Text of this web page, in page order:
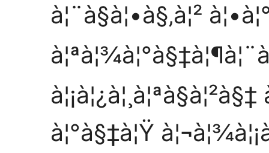
à¦¨à§à¦•à§‚à¦²
à¦°à§‡à¦Ÿ